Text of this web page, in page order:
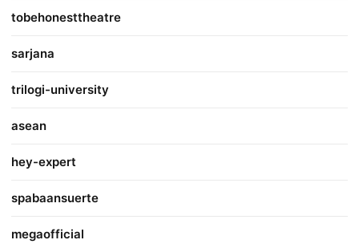
tobehonesttheatre
sarjana
trilogi-university
asean
hey-expert
spabaansuerte
megaofficial